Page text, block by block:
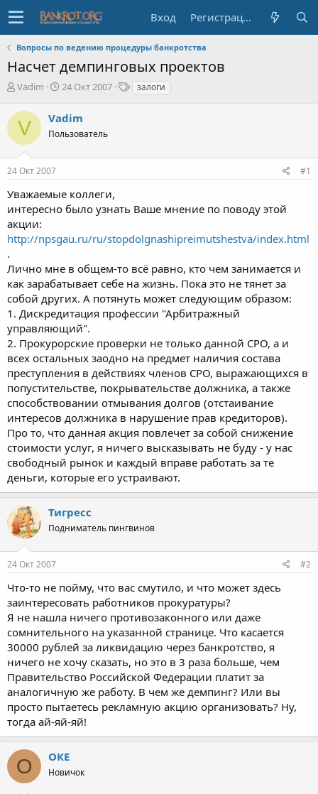
Вход Регистрация
Вопросы по ведению процедуры банкротства
Насчет демпинговых проектов
А
т
о
е
м
Vadim
Д
а
н
ч
а
24 Окт 2007
Тзалоги
V Vadim
Пользователь
24 Окт 2007 #1
Уважаемые коллеги,
интересно было узнать Ваше мнение по поводу этой
акции:
http://npsgau.ru/ru/stopdolgnashipreimutshestva/index.html
.
Лично мне в общем-то всё равно, кто чем занимается и
как зарабатывает себе на жизнь. Пока это не тянет за
собой других. А потянуть может следующим образом:
1. Дискредитация профессии "Арбитражный
управляющий".
2. Прокурорские проверки не только данной СРО, а и
всех остальных заодно на предмет наличия состава
преступления в действиях членов СРО, выражающихся в
попустительстве, покрывательстве должника, а также
способствовании отмывания долгов (отстаивание
интересов должника в нарушение прав кредиторов).
Про то, что данная акция повлечет за собой снижение
стоимости услуг, я ничего высказывать не буду - у нас
свободный рынок и каждый вправе работать за те
деньги, которые его устраивают.
Тигресс
Подниматель пингвинов
24 Окт 2007 #2
Что-то не пойму, что вас смутило, и что может здесь
заинтересовать работников прокуратуры?
Я не нашла ничего противозаконного или даже
сомнительного на указанной странице. Что касается
30000 рублей за ликвидацию через банкротство, я
ничего не хочу сказать, но это в 3 раза больше, чем
Правительство Российской Федерации платит за
аналогичную же работу. В чем же демпинг? Или вы
просто пытаетесь рекламную акцию организовать? Ну,
тогда ай-яй-яй!
О ОКЕ
Новичок